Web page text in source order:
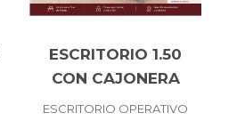
ESCRITORIO 1.50
CON CAJONERA
ESCRITORIO OPERATIVO